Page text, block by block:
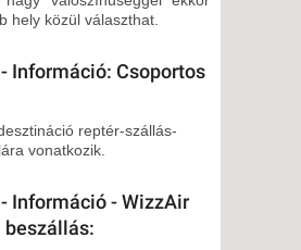
hely közül választhat.
Információ: Csoportos
reptér-szállás-
vonatkozik.
Információ - WizzAir